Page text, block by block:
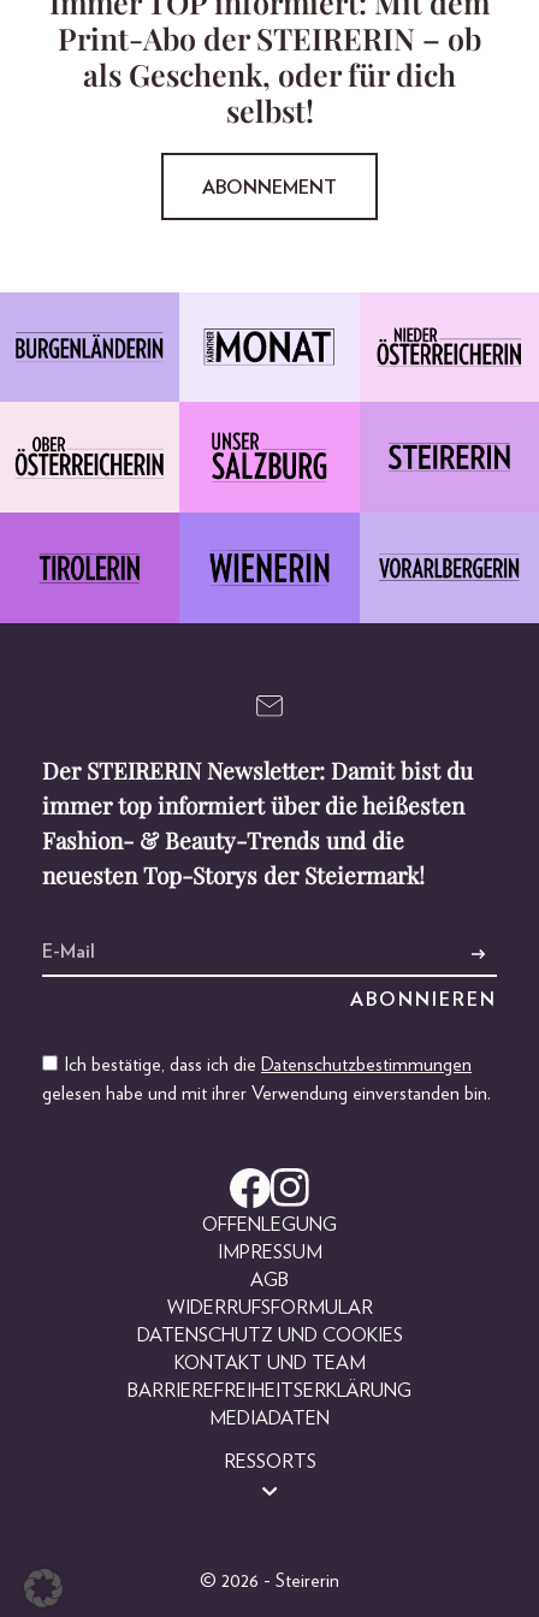
Print-Abo der STEIRERIN – ob
als Geschenk, oder für dich
selbst!
ABONNEMENT
Der STEIRERIN Newsletter: Damit bist du
immer top informiert über die heißesten
Fashion- & Beauty-Trends und die
neuesten Top-Storys der Steiermark!
Ich bestätige, dass ich die Datenschutzbestimmungen
gelesen habe und mit ihrer Verwendung einverstanden bin.
OFFENLEGUNG
IMPRESSUM
AGB
WIDERRUFSFORMULAR
DATENSCHUTZ UND COOKIES
KONTAKT UND TEAM
BARRIEREFREIHEITSERKLÄRUNG
MEDIADATEN
RESSORTS
© 2026 - Steirerin